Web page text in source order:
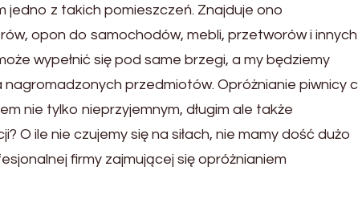
jedno z takich pomieszczeń. Znajduje ono
opon do samochodów, mebli, przetworów i innych
wypełnić się pod same brzegi, a my będziemy
przedmiotów. Opróżnianie piwnicy
nie tylko nieprzyjemnym, długim ale także
O ile nie czujemy się na siłach, nie mamy dość dużo
firmy zajmującej się opróżnianiem